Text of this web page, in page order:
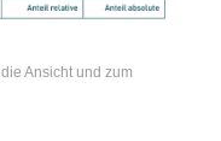
Ansicht und zum